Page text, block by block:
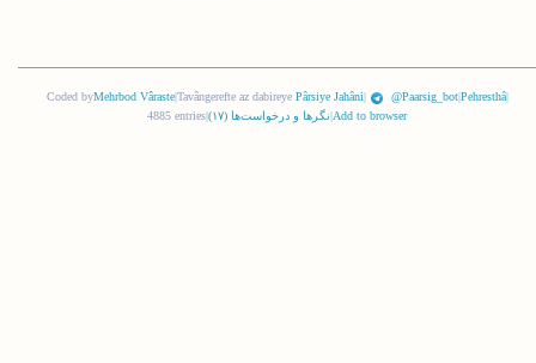
Coded byMehrbod Vâraste|Tavângerefte az dabireye Pârsiye Jahâni| @Paarsig_bot|Pehresthâ|
4885 entries
نگرها و درخواست‌ها (١٧) Add to browser